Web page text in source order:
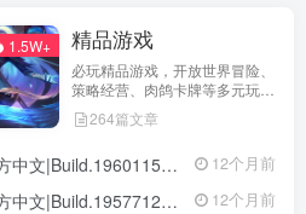
1.5W+ 精品游戏
必玩精品游戏，开放世界冒险、
策略经营、肉鸽卡牌等多元玩
法，满足不同玩家的喜好 。
264篇文章
解压即撸| 12个月前
全DLC|解压即撸| 12个月前